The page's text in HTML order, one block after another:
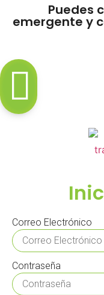
Puedes
emergente y
Correo Electrónico
Contraseña